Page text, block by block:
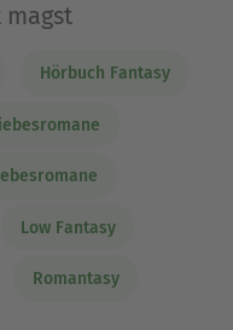
magst
Hörbuch Fantasy
Low Fantasy
Romantasy